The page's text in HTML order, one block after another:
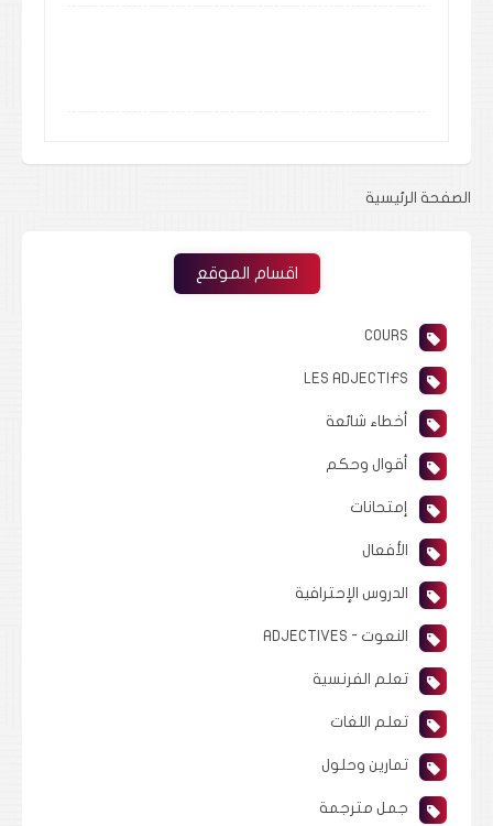
الصفحة الرئيسية
اقسام الموقع
COURS
LES ADJECTIFS
أخطاء شائعة
أقوال وحكم
إمتحانات
الأفعال
الدروس الإحترافية
النعوت - ADJECTIVES
تعلم الفرنسية
تعلم اللغات
تمارين وحلول
جمل مترجمة